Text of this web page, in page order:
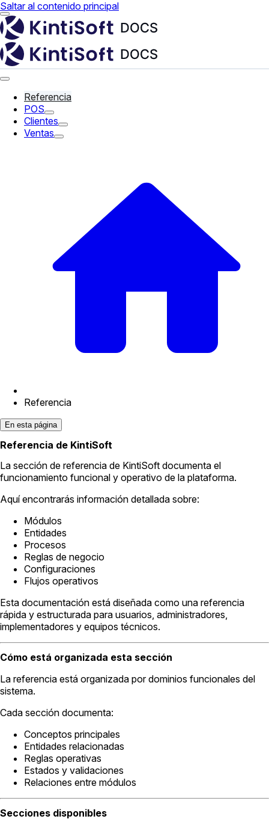
Saltar al contenido principal
Referencia
POS
Clientes
Ventas
Referencia
En esta página
Referencia de KintiSoft
La sección de referencia de KintiSoft documenta el
funcionamiento funcional y operativo de la plataforma.
Aquí encontrarás información detallada sobre:
Módulos
Entidades
Procesos
Reglas de negocio
Configuraciones
Flujos operativos
Esta documentación está diseñada como una referencia
rápida y estructurada para usuarios, administradores,
implementadores y equipos técnicos.
Cómo está organizada esta sección
La referencia está organizada por dominios funcionales del
sistema.
Cada sección documenta:
Conceptos principales
Entidades relacionadas
Reglas operativas
Estados y validaciones
Relaciones entre módulos
Secciones disponibles